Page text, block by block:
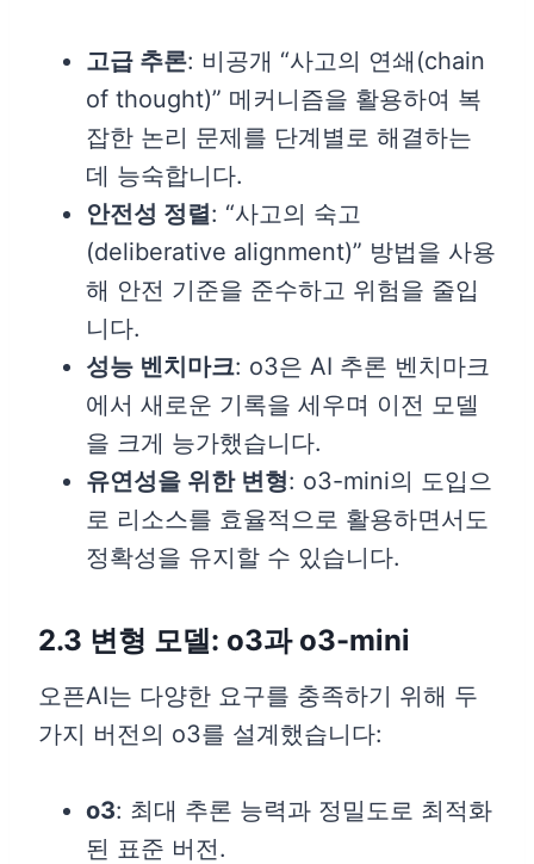
고급 추론: 비공개 “사고의 연쇄(chain
of thought)” 메커니즘을 활용하여 복
잡한 논리 문제를 단계별로 해결하는
데 능숙합니다.
안전성 정렬: “사고의 숙고
(deliberative alignment)” 방법을 사용
해 안전 기준을 준수하고 위험을 줄입
니다.
성능 벤치마크: o3은 AI 추론 벤치마크
에서 새로운 기록을 세우며 이전 모델
을 크게 능가했습니다.
유연성을 위한 변형: o3-mini의 도입으
로 리소스를 효율적으로 활용하면서도
정확성을 유지할 수 있습니다.
2.3 변형 모델: o3과 o3-mini
오픈AI는 다양한 요구를 충족하기 위해 두
가지 버전의 o3를 설계했습니다:
o3: 최대 추론 능력과 정밀도로 최적화
된 표준 버전.